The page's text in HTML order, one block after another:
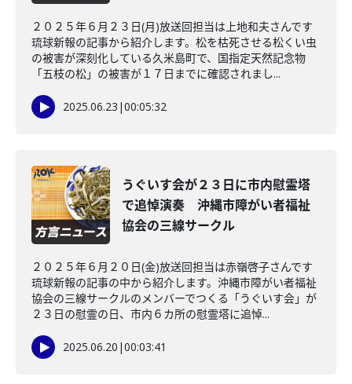
２０２５年６月２３日(月)放送回担当は上地和夫さんです
琉球新報の記事から紹介します。松を枯死させる松くい虫
の被害が深刻化している久米島町で、国指定天然記念物
「五枝の松」の被害が１７日までに確認されまし...
2025.06.23 |00:05:32
うぐいす会が２３日に市内慰霊塔
で追悼演奏 沖縄市障がい者福祉
協会の三線サークル
２０２５年６月２０日(金)放送回担当は赤嶺啓子さんです
琉球新報の記事の中から紹介します。沖縄市障がい者福祉
協会の三線サークルのメンバーでつくる「うぐいす会」が
２３日の慰霊の日、市内６カ所の慰霊塔に追悼...
2025.06.20 |00:03:41